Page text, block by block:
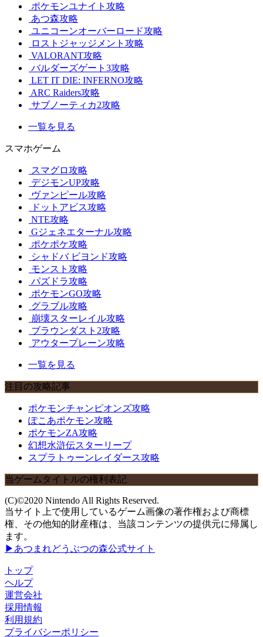
ポケモンユナイト攻略
あつ森攻略
ユニコーンオーバーロード攻略
ロストジャッジメント攻略
VALORANT攻略
バルダーズゲート3攻略
LET IT DIE: INFERNO攻略
ARC Raiders攻略
サブノーティカ2攻略
一覧を見る
スマホゲーム
スマグロ攻略
デジモンUP攻略
ヴァンピール攻略
ドットアビス攻略
NTE攻略
Gジェネエターナル攻略
ポケポケ攻略
シャドバ ビヨンド攻略
モンスト攻略
パズドラ攻略
ポケモンGO攻略
グラブル攻略
崩壊スターレイル攻略
ブラウンダスト2攻略
アウタープレーン攻略
一覧を見る
注目の攻略記事
ポケモンチャンピオンズ攻略
ぽこあポケモン攻略
ポケモンZA攻略
幻想水滸伝スターリープ
スプラトゥーンレイダース攻略
当ゲームタイトルの権利表記
(C)©2020 Nintendo All Rights Reserved.
当サイト上で使用しているゲーム画像の著作権および商標
権、その他知的財産権は、当該コンテンツの提供元に帰属し
ます。
▶あつまれどうぶつの森公式サイト
トップ
ヘルプ
運営会社
採用情報
利用規約
プライバシーポリシー